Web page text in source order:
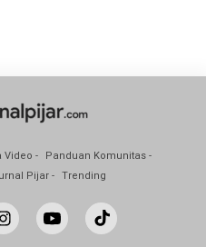
Video
Panduan Komunitas
Pijar Trending